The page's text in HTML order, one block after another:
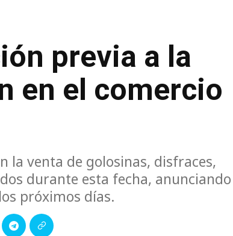
previa a la
en el comercio
la venta de golosinas, disfraces,
durante esta fecha, anunciando
próximos días.